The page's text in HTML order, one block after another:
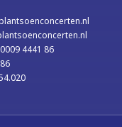
4441 86